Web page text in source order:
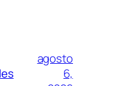
agosto
6,